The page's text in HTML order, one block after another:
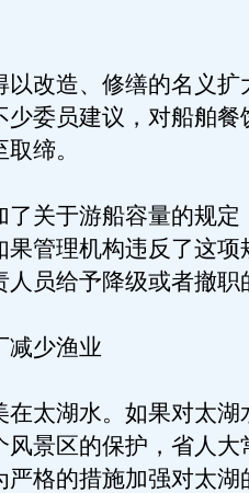
改造、修缮的名义扩
少委员建议，对船舶餐
缔。
关于游船容量的规定
果管理机构违反了这项
人员给予降级或者撤职
少渔业
太湖水。如果对太湖
风景区的保护，省人大
严格的措施加强对太湖